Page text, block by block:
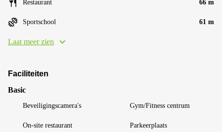
Restaurant 66 m
Sportschool 61 m
Laat meer zien
Faciliteiten
Basic
Beveiligingscamera's Gym/Fitness centrum
On-site restaurant Parkeerplaats